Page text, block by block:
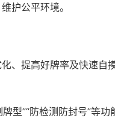
护公平环境。
、提高好牌率及快速自
型”“防检测防封号”等功